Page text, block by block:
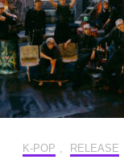
K-POP RELEASE